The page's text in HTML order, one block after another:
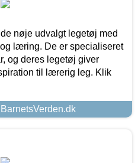
nøje udvalgt legetøj med
læring. De er specialiseret
og deres legetøj giver
til lærerig leg. Klik